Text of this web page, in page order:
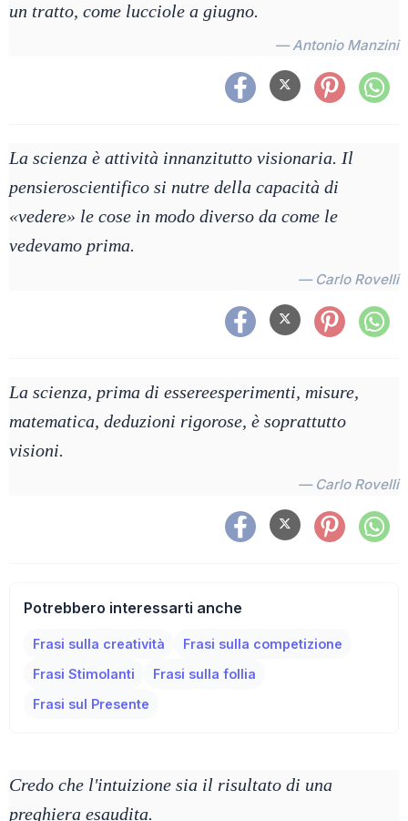
un tratto, come lucciole a giugno.
— Antonio Manzini
La scienza è attività innanzitutto visionaria. Il
pensieroscientifico si nutre della capacità di
«vedere» le cose in modo diverso da come le
vedevamo prima.
— Carlo Rovelli
La scienza, prima di essereesperimenti, misure,
matematica, deduzioni rigorose, è soprattutto
visioni.
— Carlo Rovelli
Potrebbero interessarti anche
Frasi sulla creatività
Frasi sulla competizione
Frasi Stimolanti
Frasi sulla follia
Frasi sul Presente
Credo che l'intuizione sia il risultato di una
preghiera esaudita.